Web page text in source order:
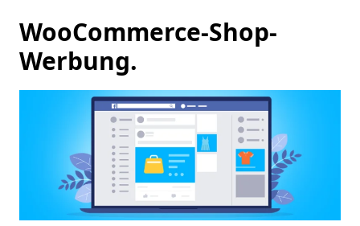
WooCommerce-Shop-
Werbung.